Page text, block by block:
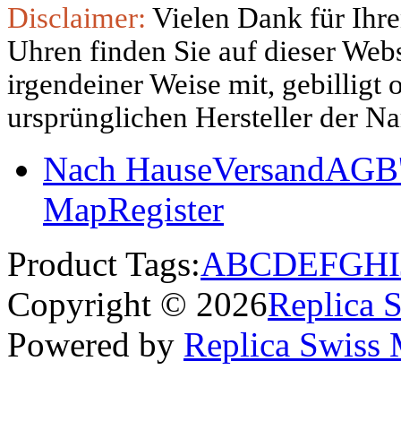
Disclaimer: Vielen Dank für
Uhren finden Sie auf dieser
irgendeiner Weise mit, gebilligt
ursprünglichen Hersteller der
Nach HauseVersand
MapRegister
Product Tags:ABCDEFGHI
Copyright © 2026Replica
Powered by Replica Swiss